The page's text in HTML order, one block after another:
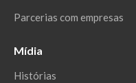
Parcerias com empresas
Mídia
Histórias